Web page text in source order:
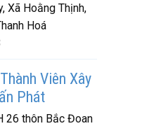
Xã Hoằng Thịnh,
Hoá
Viên Xây
Phát
26 thôn Bắc Đoan